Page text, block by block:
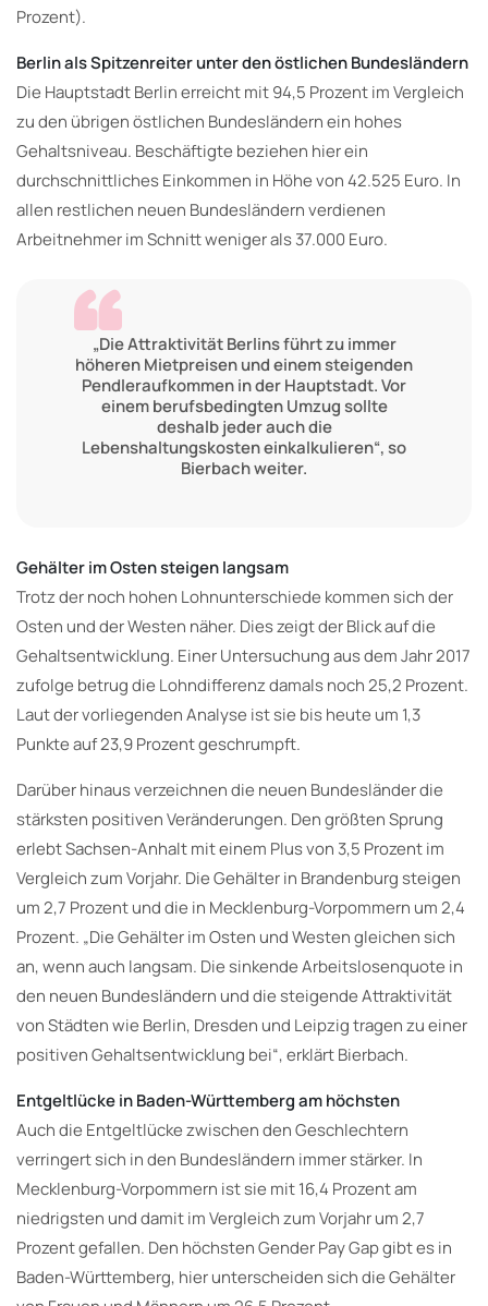
Prozent).
Berlin als Spitzenreiter unter den östlichen Bundesländern
Die Hauptstadt Berlin erreicht mit 94,5 Prozent im Vergleich
zu den übrigen östlichen Bundesländern ein hohes
Gehaltsniveau. Beschäftigte beziehen hier ein
durchschnittliches Einkommen in Höhe von 42.525 Euro. In
allen restlichen neuen Bundesländern verdienen
Arbeitnehmer im Schnitt weniger als 37.000 Euro.
„Die Attraktivität Berlins führt zu immer
höheren Mietpreisen und einem steigenden
Pendleraufkommen in der Hauptstadt. Vor
einem berufsbedingten Umzug sollte
deshalb jeder auch die
Lebenshaltungskosten einkalkulieren“, so
Bierbach weiter.
Gehälter im Osten steigen langsam
Trotz der noch hohen Lohnunterschiede kommen sich der
Osten und der Westen näher. Dies zeigt der Blick auf die
Gehaltsentwicklung. Einer Untersuchung aus dem Jahr 2017
zufolge betrug die Lohndifferenz damals noch 25,2 Prozent.
Laut der vorliegenden Analyse ist sie bis heute um 1,3
Punkte auf 23,9 Prozent geschrumpft.
Darüber hinaus verzeichnen die neuen Bundesländer die
stärksten positiven Veränderungen. Den größten Sprung
erlebt Sachsen-Anhalt mit einem Plus von 3,5 Prozent im
Vergleich zum Vorjahr. Die Gehälter in Brandenburg steigen
um 2,7 Prozent und die in Mecklenburg-Vorpommern um 2,4
Prozent. „Die Gehälter im Osten und Westen gleichen sich
an, wenn auch langsam. Die sinkende Arbeitslosenquote in
den neuen Bundesländern und die steigende Attraktivität
von Städten wie Berlin, Dresden und Leipzig tragen zu einer
positiven Gehaltsentwicklung bei“, erklärt Bierbach.
Entgeltlücke in Baden-Württemberg am höchsten
Auch die Entgeltlücke zwischen den Geschlechtern
verringert sich in den Bundesländern immer stärker. In
Mecklenburg-Vorpommern ist sie mit 16,4 Prozent am
niedrigsten und damit im Vergleich zum Vorjahr um 2,7
Prozent gefallen. Den höchsten Gender Pay Gap gibt es in
Baden-Württemberg, hier unterscheiden sich die Gehälter